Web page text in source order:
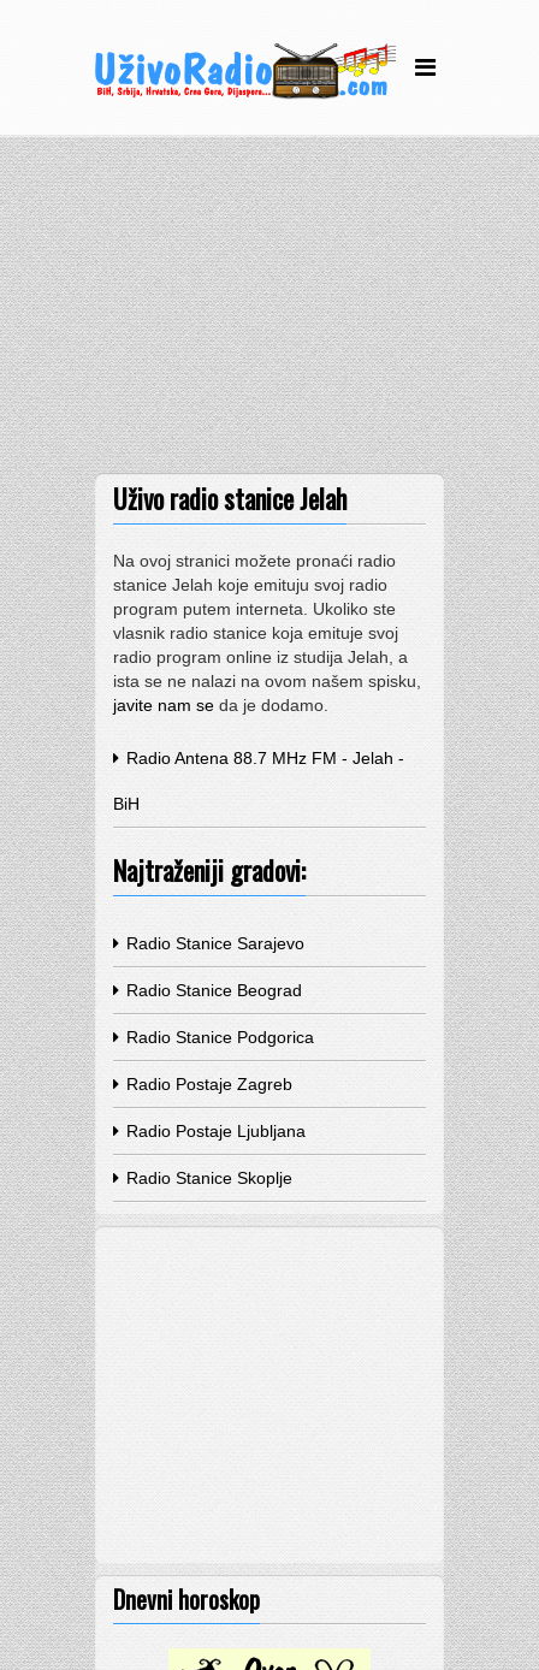
Uživo radio stanice Jelah
Na ovoj stranici možete pronaći radio
stanice Jelah koje emituju svoj radio
program putem interneta. Ukoliko ste
vlasnik radio stanice koja emituje svoj
radio program online iz studija Jelah, a
ista se ne nalazi na ovom našem spisku,
javite nam se da je dodamo.
Radio Antena 88.7 MHz FM - Jelah -
BiH
Najtraženiji gradovi:
Radio Stanice Sarajevo
Radio Stanice Beograd
Radio Stanice Podgorica
Radio Postaje Zagreb
Radio Postaje Ljubljana
Radio Stanice Skoplje
Dnevni horoskop